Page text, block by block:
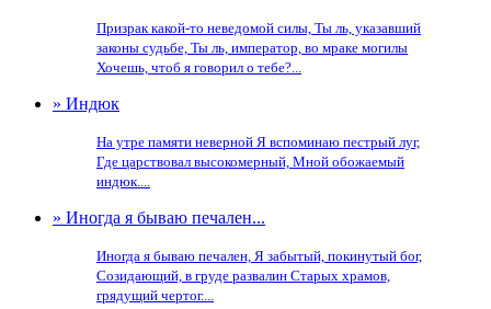
Призрак какой-то неведомой силы, Ты ль, указавший
законы судьбе, Ты ль, император, во мраке могилы
Хочешь, чтоб я говорил о тебе?...
» Индюк
На утре памяти неверной Я вспоминаю пестрый луг,
Где царствовал высокомерный, Мной обожаемый
индюк....
» Иногда я бываю печален...
Иногда я бываю печален, Я забытый, покинутый бог,
Созидающий, в груде развалин Старых храмов,
грядущий чертог....